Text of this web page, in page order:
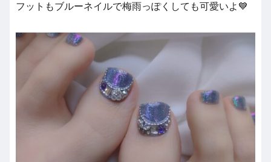
フットもブルーネイルで梅雨っぽくしても可愛いよ💙